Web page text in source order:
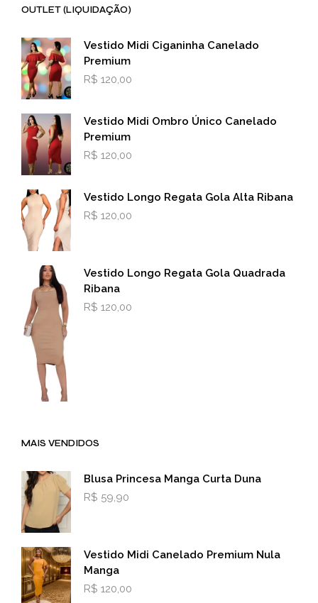
OUTLET (LIQUIDAÇÃO)
Vestido Midi Ciganinha Canelado
Premium
R$ 120,00
Vestido Midi Ombro Único Canelado
Premium
R$ 120,00
Vestido Longo Regata Gola Alta Ribana
R$ 120,00
Vestido Longo Regata Gola Quadrada
Ribana
R$ 120,00
MAIS VENDIDOS
Blusa Princesa Manga Curta Duna
R$ 59,90
Vestido Midi Canelado Premium Nula
Manga
R$ 120,00